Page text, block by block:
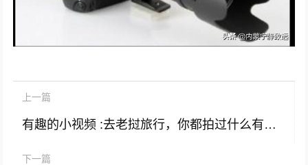
上一篇
有趣的小视频 :去老挝旅行，你都拍过什么有意思的小视频？
下一篇